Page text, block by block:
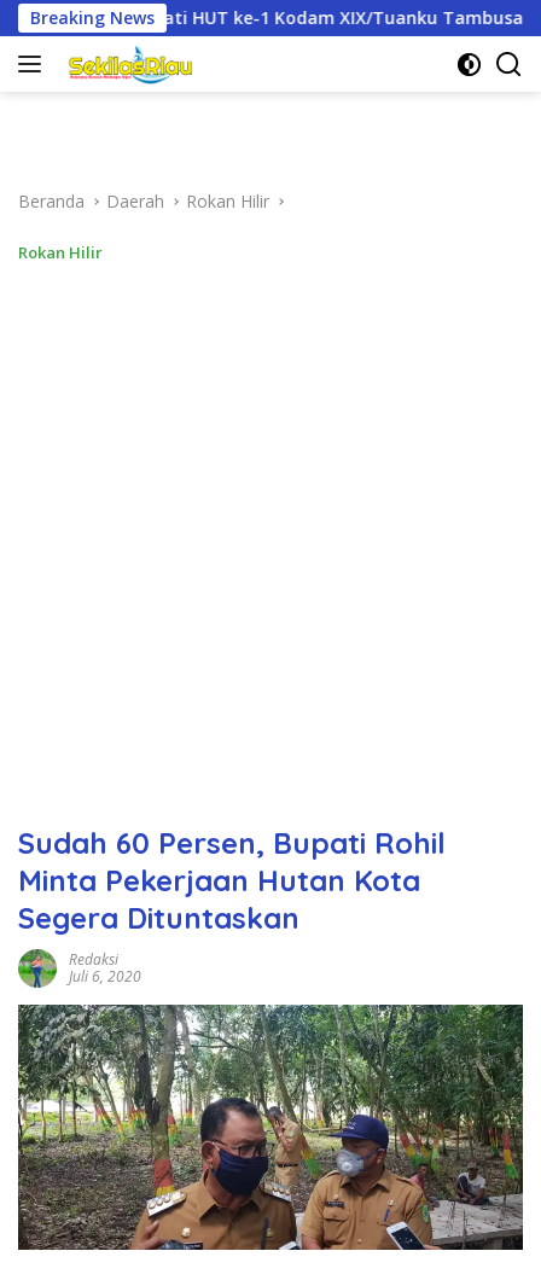
Langsung
ke
konten
Breaking News
1 Kodam XIX/Tuanku Tambusai PLN Pasang
Beranda Daerah Rokan Hilir
Rokan Hilir
Sudah 60 Persen, Bupati Rohil
Minta Pekerjaan Hutan Kota
Segera Dituntaskan
Redaksi
Juli 6, 2020